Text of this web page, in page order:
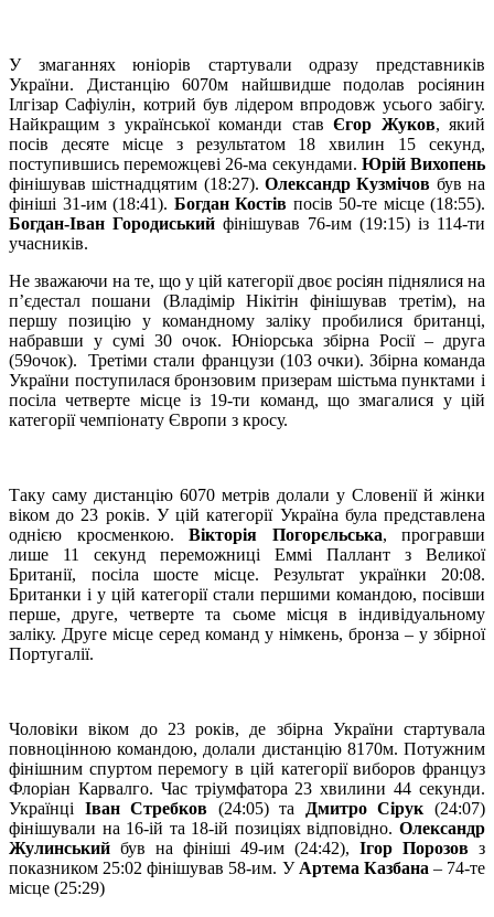
У змаганнях юніорів стартували одразу представників
України. Дистанцію 6070м найшвидше подолав росіянин
Ілгізар Сафіулін, котрий був лідером впродовж усього забігу.
Найкращим з української команди ставЄгор Жуков, який
посів десяте місце з результатом 18 хвилин 15 секунд,
поступившись переможцеві 26-ма секундами. Юрій Вихопень
фінішував шістнадцятим (18:27). Олександр Кузмічов був на
фініші 31-им (18:41). Богдан Костів посів 50-те місце (18:55).
Богдан-Іван Городиський фінішував 76-им (19:15) із 114-ти
учасників.
Не зважаючи на те, що у цій категорії двоє росіян піднялися на
п’єдестал пошани (Владімір Нікітін фінішував третім), на
першу позицію у командному заліку пробилися британці,
набравши у сумі 30 очок. Юніорська збірна Росії – друга
(59очок). Третіми стали французи (103 очки). Збірна команда
України поступилася бронзовим призерам шістьма пунктами і
посіла четверте місце із 19-ти команд, що змагалися у цій
категорії чемпіонату Європи з кросу.
Таку саму дистанцію 6070 метрів долали у Словенії й жінки
віком до 23 років. У цій категорії Україна була представлена
однією кросменкою. Вікторія Погорєльська, програвши
лише 11 секунд переможниці Еммі Паллант з Великої
Британії, посіла шосте місце. Результат українки 20:08.
Британки і у цій категорії стали першими командою, посівши
перше, друге, четверте та сьоме місця в індивідуальному
заліку. Друге місце серед команд у німкень, бронза – у збірної
Португалії.
Чоловіки віком до 23 років, де збірна України стартувала
повноцінною командою, долали дистанцію 8170м. Потужним
фінішним спуртом перемогу в цій категорії виборов француз
Флоріан Карвалго. Час тріумфатора 23 хвилини 44 секунди.
Українці Іван Стребков (24:05) та Дмитро Сірук (24:07)
фінішували на 16-ій та 18-ій позиціях відповідно. Олександр
Жулинський був на фініші 49-им (24:42), Ігор Порозов з
показником 25:02 фінішував 58-им. У Артема Казбана – 74-тe
місце (25:29)